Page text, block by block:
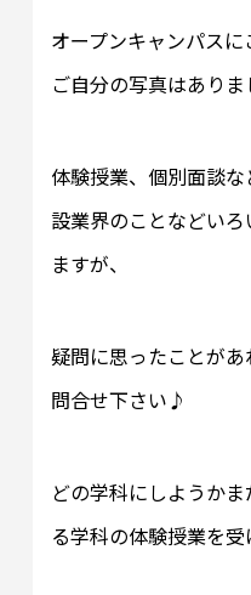
オープンキャンパスに
ご自分の写真はあり
体験授業、個別面談
設業界のことなどい
ますが、
疑問に思ったことが
問合せ下さい♪
どの学科にしようか
る学科の体験授業を受